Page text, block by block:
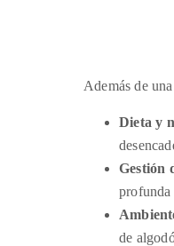
Además de
Dieta y
Gestión
profunda
de